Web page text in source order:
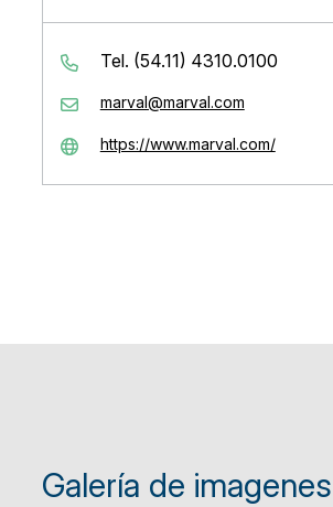
Tel. (54.11) 4310.0100
marval@marval.com
https://www.marval.com/
Galería de imagenes